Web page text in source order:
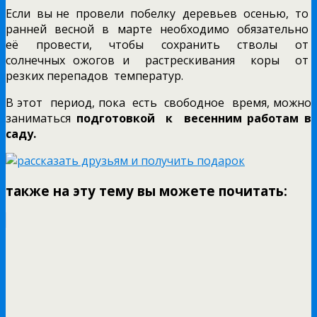
Если вы не провели побелку деревьев осенью, то
ранней весной в марте необходимо обязательно
её провести, чтобы сохранить стволы от
солнечных ожогов и растрескивания коры от
резких перепадов температур.
В этот период, пока есть свободное время, можно
заниматься подготовкой к весенним работам в
саду.
также на эту тему вы можете почитать: